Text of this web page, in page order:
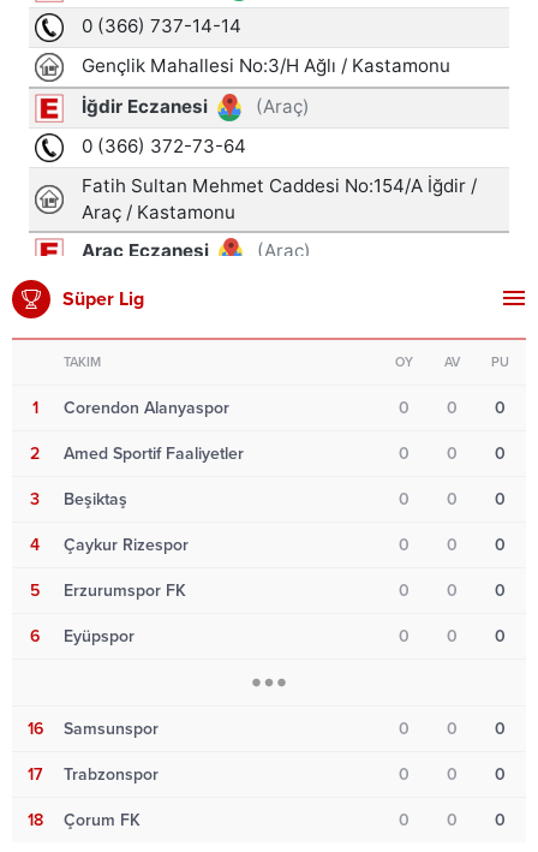
Süper Lig
TAKIM OY AV PU
1 Corendon Alanyaspor 0 0 0
2 Amed Sportif Faaliyetler 0 0 0
3 Beşiktaş 0 0 0
4 Çaykur Rizespor 0 0 0
5 Erzurumspor FK 0 0 0
6 Eyüpspor 0 0 0
16 Samsunspor 0 0 0
17 Trabzonspor 0 0 0
18 Çorum FK 0 0 0